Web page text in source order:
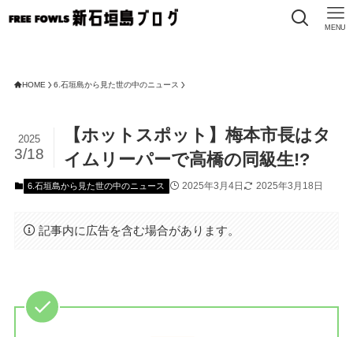
MENU
HOME 6.石垣島から見た世の中のニュース
【ホットスポット】梅本市長はタ
イムリーパーで高橋の同級生!?
2025
3/18
6.石垣島から見た世の中のニュース 2025年3月4日 2025年3月18日
記事内に広告を含む場合があります。